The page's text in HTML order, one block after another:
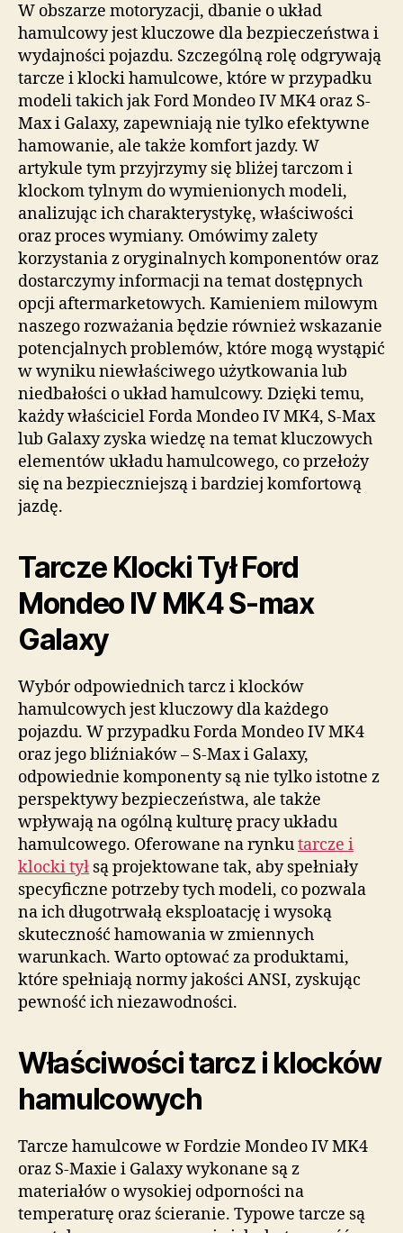
W obszarze motoryzacji, dbanie o układ
hamulcowy jest kluczowe dla bezpieczeństwa i
wydajności pojazdu. Szczególną rolę odgrywają
tarcze i klocki hamulcowe, które w przypadku
modeli takich jak Ford Mondeo IV MK4 oraz S-
Max i Galaxy, zapewniają nie tylko efektywne
hamowanie, ale także komfort jazdy. W
artykule tym przyjrzymy się bliżej tarczom i
klockom tylnym do wymienionych modeli,
analizując ich charakterystykę, właściwości
oraz proces wymiany. Omówimy zalety
korzystania z oryginalnych komponentów oraz
dostarczymy informacji na temat dostępnych
opcji aftermarketowych. Kamieniem milowym
naszego rozważania będzie również wskazanie
potencjalnych problemów, które mogą wystąpić
w wyniku niewłaściwego użytkowania lub
niedbałości o układ hamulcowy. Dzięki temu,
każdy właściciel Forda Mondeo IV MK4, S-Max
lub Galaxy zyska wiedzę na temat kluczowych
elementów układu hamulcowego, co przełoży
się na bezpieczniejszą i bardziej komfortową
jazdę.
Tarcze Klocki Tył Ford
Mondeo IV MK4 S-max
Galaxy
Wybór odpowiednich tarcz i klocków
hamulcowych jest kluczowy dla każdego
pojazdu. W przypadku Forda Mondeo IV MK4
oraz jego bliźniaków – S-Max i Galaxy,
odpowiednie komponenty są nie tylko istotne z
perspektywy bezpieczeństwa, ale także
wpływają na ogólną kulturę pracy układu
hamulcowego. Oferowane na rynkutarcze i
klocki tył są projektowane tak, aby spełniały
specyficzne potrzeby tych modeli, co pozwala
na ich długotrwałą eksploatację i wysoką
skuteczność hamowania w zmiennych
warunkach. Warto optować za produktami,
które spełniają normy jakości ANSI, zyskując
pewność ich niezawodności.
Właściwości tarcz i klocków
hamulcowych
Tarcze hamulcowe w Fordzie Mondeo IV MK4
oraz S-Maxie i Galaxy wykonane są z
materiałów o wysokiej odporności na
temperaturę oraz ścieranie. Typowe tarcze są